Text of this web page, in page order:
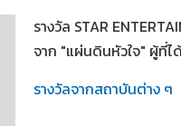
รางวัล STAR
จาก "แผ่นดินหัวใจ" ผู้ที่
รางวัลจากสถาบันต่าง ๆ